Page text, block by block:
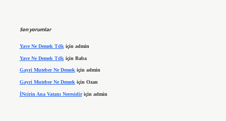
Son yorumlar
Yave Ne Demek Tdk için admin
Yave Ne Demek Tdk için Baba
Gayri Muteber Ne Demekiçin admin
Gayri Muteber Ne Demek için Ozan
İNcirin Ana Vatanı Neresidiriçin admin